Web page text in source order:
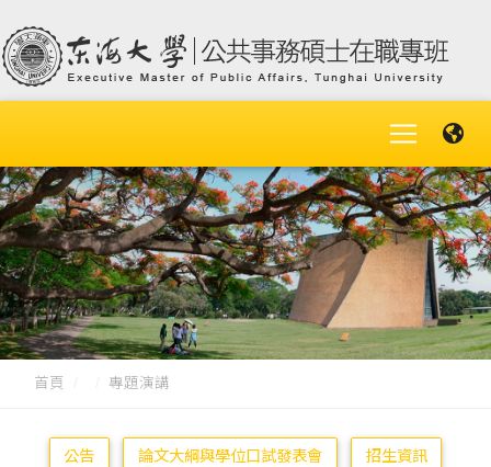
首頁 專題演講
公告 論文大綱與學位口試發表會 招生資訊